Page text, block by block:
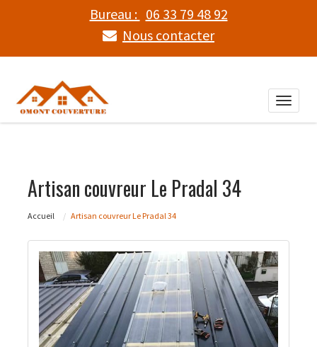
Bureau : 06 33 79 48 92
Nous contacter
Toggle
Artisan couvreur Le Pradal 34
Accueil Artisan couvreur Le Pradal 34